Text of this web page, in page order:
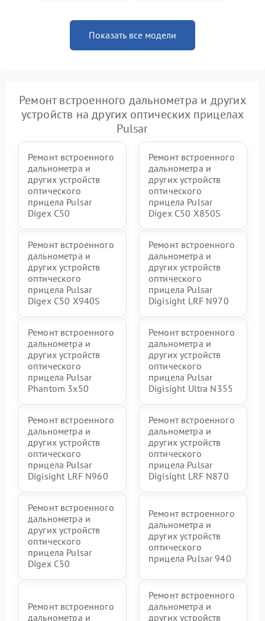
Показать все модели
Ремонт встроенного дальнометра и других
устройств на других оптических прицелах
Pulsar
Ремонт встроенного
дальнометра и
других устройств
оптического
прицела Pulsar
Digex C50
Ремонт встроенного
дальнометра и
других устройств
оптического
прицела Pulsar
Digex C50 X850S
Ремонт встроенного
дальнометра и
других устройств
оптического
прицела Pulsar
Digex C50 X940S
Ремонт встроенного
дальнометра и
других устройств
оптического
прицела Pulsar
Digisight LRF N970
Ремонт встроенного
дальнометра и
других устройств
оптического
прицела Pulsar
Phantom 3x50
Ремонт встроенного
дальнометра и
других устройств
оптического
прицела Pulsar
Digisight Ultra N355
Ремонт встроенного
дальнометра и
других устройств
оптического
прицела Pulsar
Digisight LRF N960
Ремонт встроенного
дальнометра и
других устройств
оптического
прицела Pulsar
Digisight LRF N870
Ремонт встроенного
дальнометра и
других устройств
оптического
прицела Pulsar
Digex C50
Ремонт встроенного
дальнометра и
других устройств
оптического
прицела Pulsar 940
Ремонт встроенного
дальнометра и
Ремонт встроенного
дальнометра и
других устройств